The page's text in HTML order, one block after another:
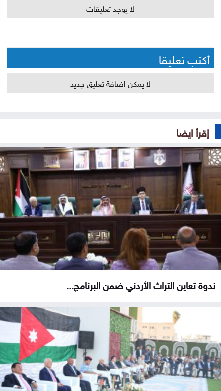
لا يوجد تعليقات
أكتب تعليقا
لا يمكن اضافة تعليق جديد
إقرأ ايضا
ندوة تعاين التراث الأردني ضمن البرنامج...